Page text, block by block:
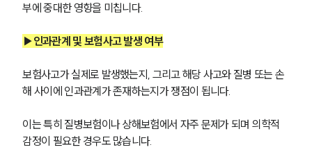
부에 중대한 영향을 미칩니다.
▶인과관계 및 보험사고 발생 여부
보험사고가 실제로 발생했는지, 그리고 해당 사고와 질병 또는 손
해 사이에 인과관계가 존재하는지가 쟁점이 됩니다.
이는 특히 질병보험이나 상해보험에서 자주 문제가 되며 의학적
감정이 필요한 경우도 많습니다.